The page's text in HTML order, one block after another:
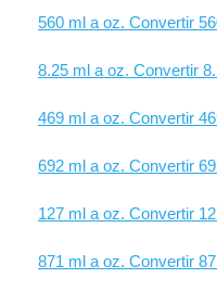
560 ml a oz. Convertir
8.25 ml a oz. Convertir
469 ml a oz. Convertir
692 ml a oz. Convertir
127 ml a oz. Convertir
871 ml a oz. Convertir